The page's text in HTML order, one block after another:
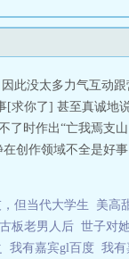
：一，袒露爱意被拒
不敢贸然戳破那层纸。
地要放手，又偷偷躲
开我了。”-“客从远方
此没太多力气互动
[求你了] 甚至真诚地
了时作出“亡我焉支
创作领域不全是好
但当代大学生 美高
板老男人后 世子对
我有嘉宾gl百度 我有